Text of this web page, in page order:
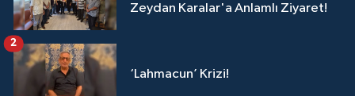
Zeydan Karalar'a Anlamlı Ziyaret!
‘Lahmacun’ Krizi!
2